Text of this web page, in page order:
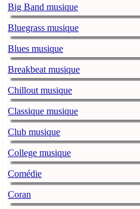
Big Band musique
Bluegrass musique
Blues musique
Breakbeat musique
Chillout musique
Classique musique
Club musique
College musique
Comédie
Coran